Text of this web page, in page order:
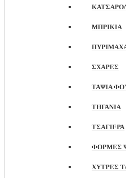
ΜΠΡΊΚΙΑ
ΣΧΆΡΕΣ
ΤΑΨΙΆ
ΤΗΓΆΝΙΑ
ΤΣΑΓΙΕΡΆ
ΦΌΡΜΕΣ
ΧΎΤΡΕΣ